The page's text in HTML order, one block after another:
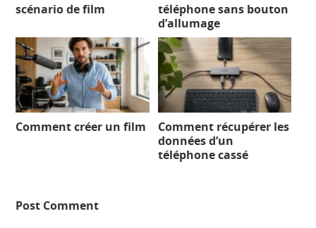
scénario de film
téléphone sans bouton
d’allumage
Comment créer un film
Comment récupérer les
données d’un
téléphone cassé
Post Comment